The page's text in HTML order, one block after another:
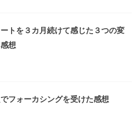
トを３カ月続けて感じた３つの変
想
フォーカシングを受けた感想